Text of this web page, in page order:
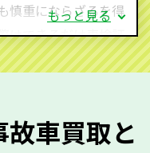
慎重にならざるを得
はできるだけ車検証
ことで車両状態や年
の通りとなります。
もっと見る
車買取と